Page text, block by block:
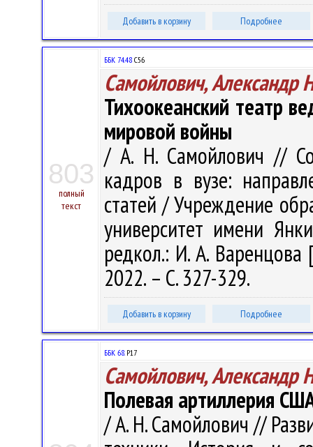
Добавить в корзину Подробнее
803
полный
текст
ББК 74.48 С56
Самойлович, Александр
Тихоокеанский театр
мировой войны
/ А. Н. Самойлович //
кадров в вузе:
статей / Учреждение
университет имени
редкол.: И. А.
2022. – С. 327-329.
Добавить в корзину Подробнее
ББК 68.Р17
Самойлович, Александр
Полевая артиллерия
/ А. Н. Самойлович //